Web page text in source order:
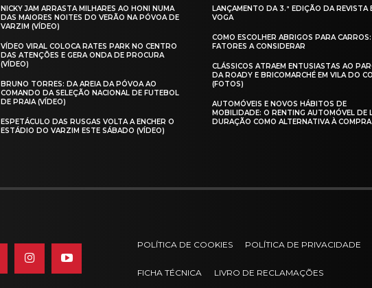
NICKY JAM ARRASTA MILHARES AO HONI NUMA
DAS MAIORES NOITES DO VERÃO NA PÓVOA DE
VARZIM (VÍDEO)
VÍDEO VIRAL COLOCA RATES PARK NO CENTRO
DAS ATENÇÕES E GERA ONDA DE PROCURA
(VÍDEO)
BRUNO TORRES: DA AREIA DA PÓVOA AO
COMANDO DA SELEÇÃO NACIONAL DE FUTEBOL
DE PRAIA (VÍDEO)
ESPETÁCULO DAS RUSGAS VOLTA A ENCHER O
ESTÁDIO DO VARZIM ESTE SÁBADO (VÍDEO)
LANÇAMENTO DA 3.ª EDIÇÃO DA REVISTA
VOGA
COMO ESCOLHER ABRIGOS PARA CARROS:
FATORES A CONSIDERAR
CLÁSSICOS ATRAEM ENTUSIASTAS AO
DA ROADY E BRICOMARCHÉ EM VILA DO
(FOTOS)
AUTOMÓVEIS E NOVOS HÁBITOS DE
MOBILIDADE: O RENTING AUTOMÓVEL DE
DURAÇÃO COMO ALTERNATIVA À COMPRA
POLÍTICA DE COOKIES POLÍTICA DE PRIVACIDADE
FICHA TÉCNICA LIVRO DE RECLAMAÇÕES